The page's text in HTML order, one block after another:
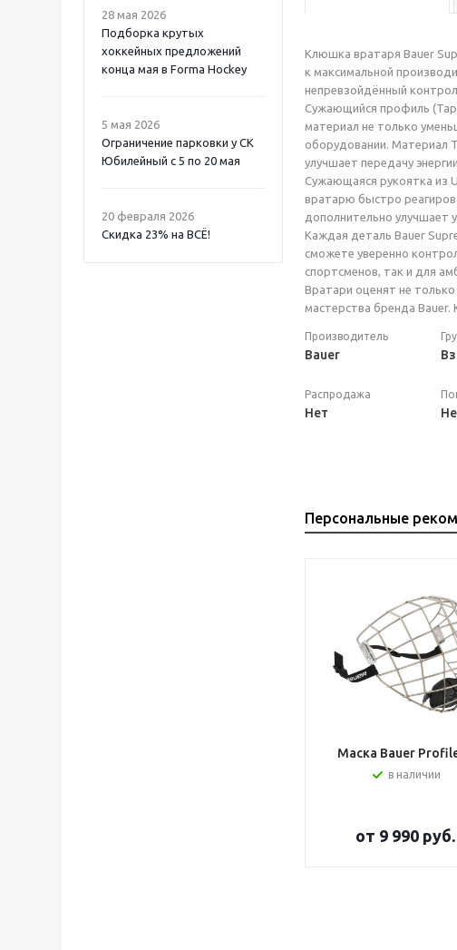
28 мая 2026
Подборка крутых
хоккейных предложений
конца мая в Forma Hockey
5 мая 2026
Ограничение парковки у СК
Юбилейный с 5 по 20 мая
20 февраля 2026
Скидка 23% на ВСË!
Клюшка вратаря Bauer
к максимальной
непревзойдённый
Сужающийся профиль
материал не только
оборудовании. Материал
улучшает передачу
Сужающаяся рукоятка из
вратарю быстро
дополнительно улучшает
Каждая деталь Bauer
сможете уверенно
спортсменов, так и для
Вратари оценят не
мастерства бренда
Производитель
Bauer
Распродажа
Нет
Персональные
Маска Bauer
в наличии
от 9 990 руб.